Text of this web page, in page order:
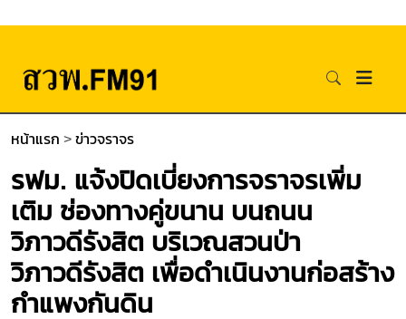
หน้าแรก > ข่าวจราจร
รฟม. แจ้งปิดเบี่ยงการจราจรเพิ่ม
เติม ช่องทางคู่ขนาน บนถนน
วิภาวดีรังสิต บริเวณสวนป่า
วิภาวดีรังสิต เพื่อดำเนินงานก่อสร้าง
กำแพงกันดิน